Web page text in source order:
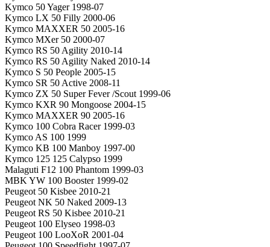
Kymco 50 Yager 1998-07
Kymco LX 50 Filly 2000-06
Kymco MAXXER 50 2005-16
Kymco MXer 50 2000-07
Kymco RS 50 Agility 2010-14
Kymco RS 50 Agility Naked 2010-14
Kymco S 50 People 2005-15
Kymco SR 50 Active 2008-11
Kymco ZX 50 Super Fever /Scout 1999-06
Kymco KXR 90 Mongoose 2004-15
Kymco MAXXER 90 2005-16
Kymco 100 Cobra Racer 1999-03
Kymco AS 100 1999
Kymco KB 100 Manboy 1997-00
Kymco 125 125 Calypso 1999
Malaguti F12 100 Phantom 1999-03
MBK YW 100 Booster 1999-02
Peugeot 50 Kisbee 2010-21
Peugeot NK 50 Naked 2009-13
Peugeot RS 50 Kisbee 2010-21
Peugeot 100 Elyseo 1998-03
Peugeot 100 LooXoR 2001-04